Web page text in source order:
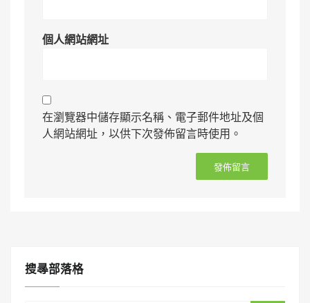
個人網站網址
在瀏覽器中儲存顯示名稱、電子郵件地址及個
人網站網址，以供下次發佈留言時使用。
搜㝷部落格